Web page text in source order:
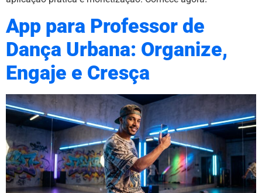
App para Professor de
Dança Urbana: Organize,
Engaje e Cresça